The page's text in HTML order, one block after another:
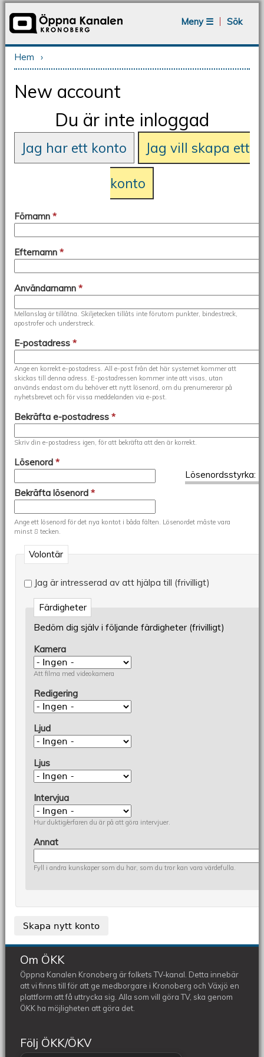
Meny ☰
Sök
Du är här
Hem ›
New account
Du är inte inloggad
Jag har ett konto Jag vill skapa ett
konto
Förnamn *
Efternamn *
Användarnamn *
Mellanslag är tillåtna. Skiljetecken tillåts inte förutom punkter, bindestreck,
apostrofer och understreck.
E-postadress *
Ange en korrekt e-postadress. All e-post från det här systemet kommer att
skickas till denna adress. E-postadressen kommer inte att visas, utan
används endast om du behöver ett nytt lösenord, om du prenumererar på
nyhetsbrevet och för vissa meddelanden via e-post.
Bekräfta e-postadress *
Skriv din e-postadress igen, för att bekräfta att den är korrekt.
Lösenordsstyrka:
Lösenord *
Bekräfta lösenord *
Ange ett lösenord för det nya kontot i båda fälten. Lösenordet måste vara
minst 8 tecken.
Volontär
Jag är intresserad av att hjälpa till (frivilligt)
Färdigheter
Bedöm dig själv i följande färdigheter (frivilligt)
Kamera
Att filma med videokamera
Redigering
Ljud
Ljus
Intervjua
Hur duktig/erfaren du är på att göra intervjuer.
Annat
Fyll i andra kunskaper som du har, som du tror kan vara värdefulla.
Om ÖKK
Öppna Kanalen Kronoberg är folkets TV-kanal. Detta innebär
att vi finns till för att ge medborgare i Kronoberg och Växjö en
plattform att få uttrycka sig. Alla som vill göra TV, ska genom
ÖKK ha möjligheten att göra det.
Följ ÖKK/ÖKV